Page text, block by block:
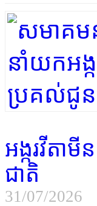
អង្ករវីតា
ជាតិ
31/07/2026